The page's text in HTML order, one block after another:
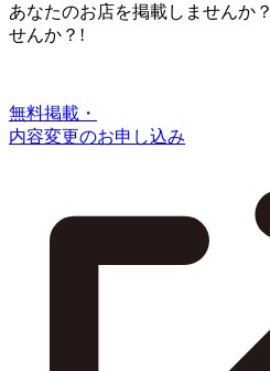
あなたのお店を掲載しませんか？
せんか？!
無料掲載・
内容変更のお申し込み